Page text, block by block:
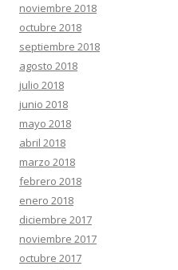
noviembre 2018
octubre 2018
septiembre 2018
agosto 2018
julio 2018
junio 2018
mayo 2018
abril 2018
marzo 2018
febrero 2018
enero 2018
diciembre 2017
noviembre 2017
octubre 2017